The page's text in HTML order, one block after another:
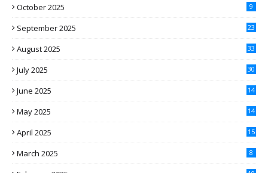
October 2025 9
September 2025 23
August 2025 33
July 2025 30
June 2025 14
May 2025 14
April 2025 15
March 2025 8